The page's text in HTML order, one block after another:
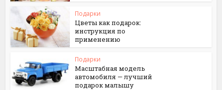
Подарки
Цветы как подарок:
инструкция по
применению
Подарки
Масштабная модель
автомобиля — лучший
подарок малышу